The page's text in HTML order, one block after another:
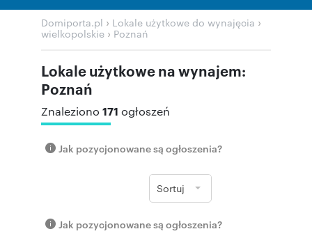
Domiporta.pl › Lokale użytkowe do wynajęcia ›
wielkopolskie › Poznań
Lokale użytkowe na wynajem:
Poznań
Znaleziono 171 ogłoszeń
Jak pozycjonowane są ogłoszenia?
Sortuj
Jak pozycjonowane są ogłoszenia?